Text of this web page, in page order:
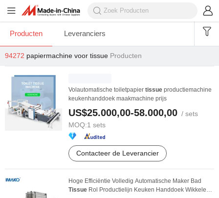
Producten Leveranciers
94272 papiermachine voor tissue Producten
Volautomatische toiletpapier tissue productiemachine
keukenhanddoek maakmachine prijs
US$25.000,00-58.000,00 / sets
MOQ:1 sets
Contacteer de Leverancier
Hoge Efficiëntie Volledig Automatische Maker Bad
Tissue Rol Productielijn Keuken Handdoek Wikkelen